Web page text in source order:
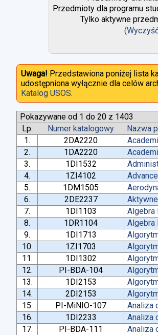
Przedmioty dla programu
Tylko aktywne
Uwaga! Przedstawiona poniżej lista
udostępniona wyłącznie dla celów
Katalog USOS.
Pokazywane od 1 do 20 z 1403
Lp.
Numer katalogowy
Nazwa
1.
2DA2220
2.
1DA2220
3.
1DI1532
4.
1ZI4102
5.
1DM1505
6.
2DE2237
7.
1DI1103
Algebra
8.
1DR1104
Algebra
9.
1DI1713
10.
1ZI1703
11.
1DI1302
12.
PI-BDA-104
13.
1DI2153
14.
2DI2153
15.
PI-MiNIO-107
Analiza
16.
1DI2233
Analiza
17.
PI-BDA-111
Analiza